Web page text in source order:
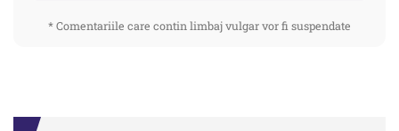
* Comentariile care contin limbaj vulgar vor fi suspendate